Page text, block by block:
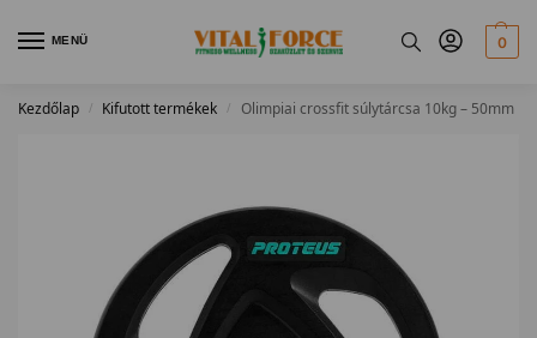
MENÜ 0
Kezdőlap / Kifutott termékek / Olimpiai crossfit súlytárcsa 10kg – 50mm